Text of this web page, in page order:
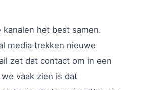
kanalen het best samen.
media trekken nieuwe
zet dat contact om in een
vaak zien is dat